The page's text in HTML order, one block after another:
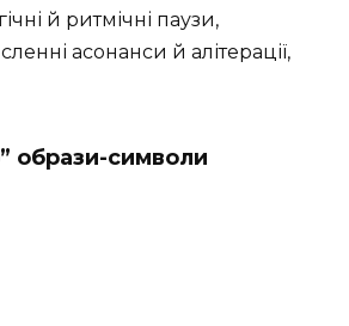
й ритмічні паузи,
асонанси й алітерації,
образи-символи